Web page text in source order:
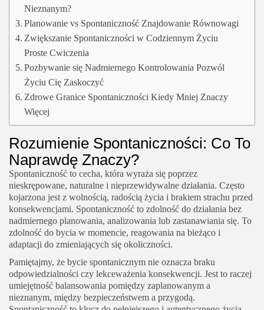
Nieznanym?
Planowanie vs Spontaniczność Znajdowanie Równowagi
Zwiększanie Spontaniczności w Codziennym Życiu
Proste Cwiczenia
Pozbywanie się Nadmiernego Kontrolowania Pozwól
Życiu Cię Zaskoczyć
Zdrowe Granice Spontaniczności Kiedy Mniej Znaczy
Więcej
Rozumienie Spontaniczności: Co To
Naprawdę Znaczy?
Spontaniczność to cecha, która wyraża się poprzez
nieskrępowane, naturalne i nieprzewidywalne działania. Często
kojarzona jest z wolnością, radością życia i brakiem strachu przed
konsekwencjami. Spontaniczność to zdolność do działania bez
nadmiernego planowania, analizowania lub zastanawiania się. To
zdolność do bycia w momencie, reagowania na bieżąco i
adaptacji do zmieniających się okoliczności.
Pamiętajmy, że bycie spontanicznym nie oznacza braku
odpowiedzialności czy lekceważenia konsekwencji. Jest to raczej
umiejętność balansowania pomiędzy zaplanowanym a
nieznanym, między bezpieczeństwem a przygodą.